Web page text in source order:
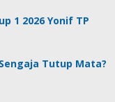
1 2026 Yonif TP
Tutup Mata?